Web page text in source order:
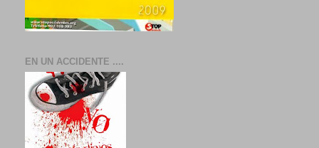
EN UN ACCIDENTE ....